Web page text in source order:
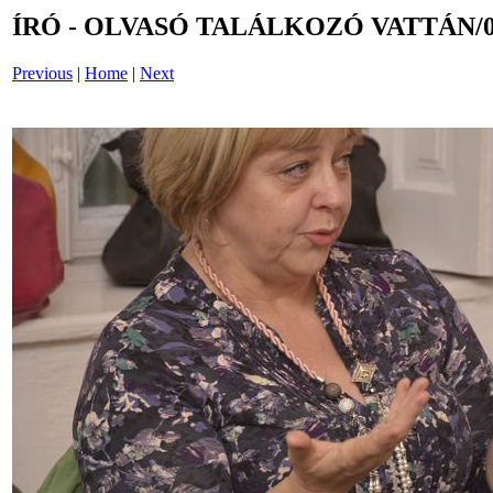
ÍRÓ - OLVASÓ TALÁLKOZÓ VATTÁN/
Previous | Home | Next